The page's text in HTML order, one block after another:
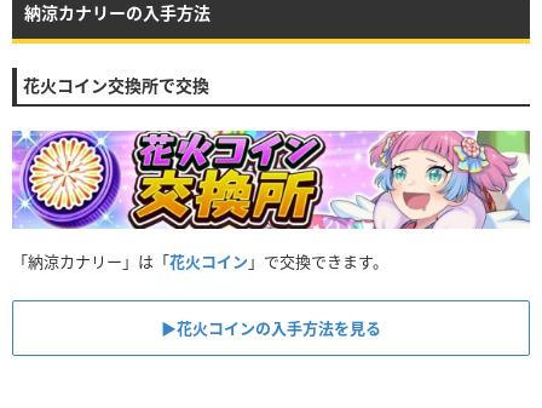
納涼カナリーの入手方法
花火コイン交換所で交換
「納涼カナリー」は「花火コイン 」で交換できます。
▶︎花火コインの入手方法を見る